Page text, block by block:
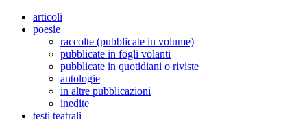
articoli
poesie
raccolte (pubblicate in volume)
pubblicate in fogli volanti
pubblicate in quotidiani o riviste
antologie
in altre pubblicazioni
inedite
testi teatrali